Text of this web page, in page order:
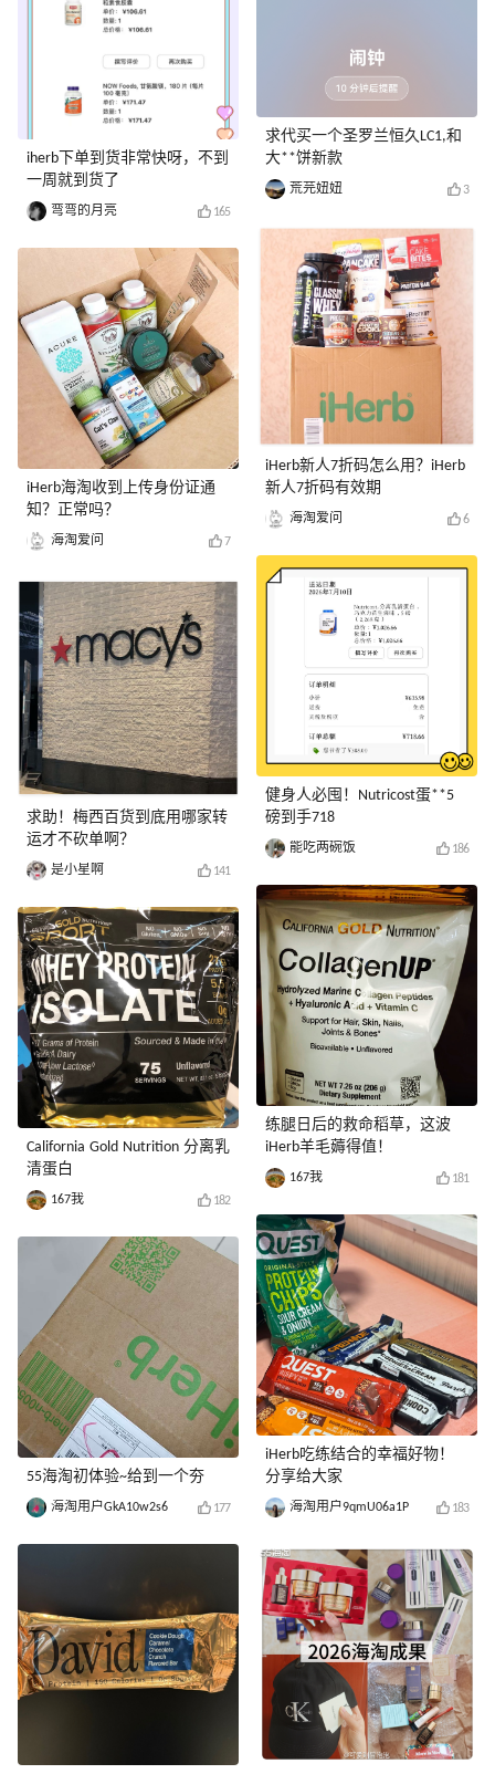
iherb下单到货非常快呀，不到
一周就到货了
弯弯的月亮 165
iHerb海淘收到上传身份证通
知？正常吗？
海淘爱问 7
求助！梅西百货到底用哪家转
运才不砍单啊？
是小星啊 141
California Gold Nutrition 分离乳
清蛋白
167我 182
55海淘初体验~给到一个夯
海淘用户GkA10w2s6 177
求代买一个圣罗兰恒久LC1,和
大**饼新款
荒芫妞妞 3
iHerb新人7折码怎么用？iHerb
新人7折码有效期
海淘爱问 6
健身人必囤！Nutricost蛋**5
磅到手718
能吃两碗饭 186
练腿日后的救命稻草，这波
iHerb羊毛薅得值！
167我 181
iHerb吃练结合的幸福好物！
分享给大家
海淘用户9qmU06a1P 183